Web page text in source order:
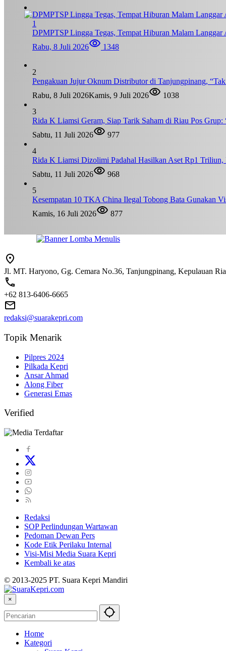
1
DPMPTSP Lingga Tegas, Tempat Hiburan Malam Langgar
Rabu, 8 Juli 2026
1348
2
Pengakuan Jujur Oknum Distributor di Tanjungpinang,
Rabu, 8 Juli 2026Kamis, 9 Juli 2026
1038
3
Rida K Liamsi Geram, Siap Tarik Saham di Riau Pos
Sabtu, 11 Juli 2026
977
4
Rida K Liamsi Dizolimi Padahal Hasilkan Aset Rp1 Triliun,
Sabtu, 11 Juli 2026
968
5
Kesempatan 10 TKA China Ilegal Tobong Bata Gunakan
Kamis, 16 Juli 2026
877
Jl. MT. Haryono, Gg. Cemara No.36, Tanjungpinang, Kepulauan
+62 813-6406-6665
redaksi@suarakepri.com
Topik Menarik
Pilpres 2024
Pilkada Kepri
Ansar Ahmad
Along Fiber
Generasi Emas
Verified
Redaksi
SOP Perlindungan Wartawan
Pedoman Dewan Pers
Kode Etik Perilaku Internal
Visi-Misi Media Suara Kepri
Kembali ke atas
© 2013-2025 PT. Suara Kepri Mandiri
×
Home
Kategori